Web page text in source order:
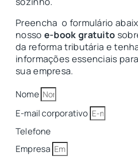
Preencha o formulário
nosso e-book gratuito
da reforma tributária e
informações essenciais
sua empresa.
Nome
E-mail corporativo
Telefone
Empresa